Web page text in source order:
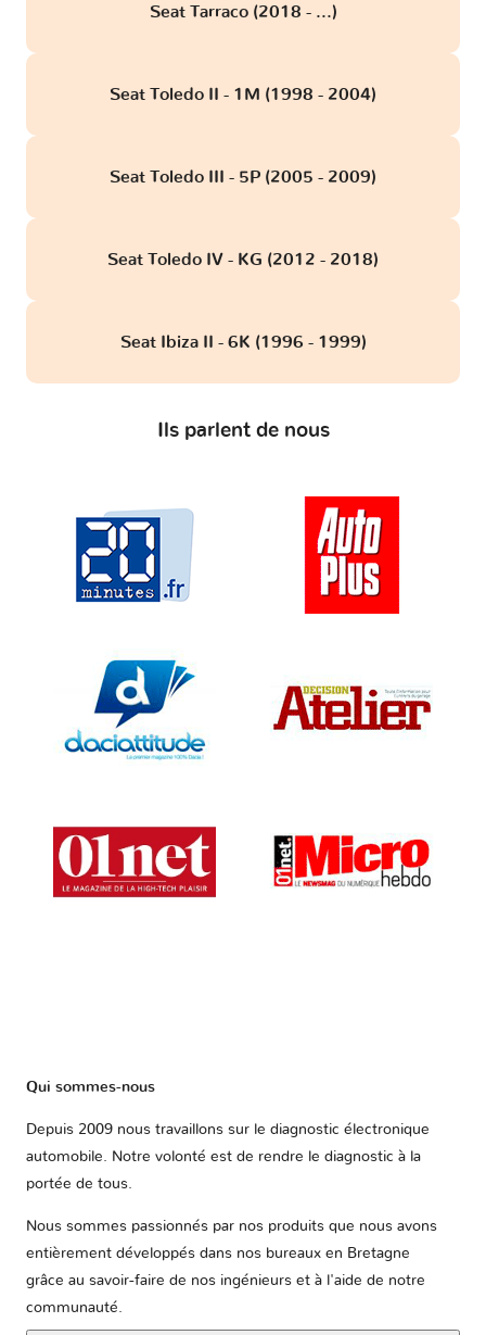
Seat Tarraco (2018 - ...)
Seat Toledo II - 1M (1998 - 2004)
Seat Toledo III - 5P (2005 - 2009)
Seat Toledo IV - KG (2012 - 2018)
Seat Ibiza II - 6K (1996 - 1999)
Ils parlent de nous
Qui sommes-nous
Depuis 2009 nous travaillons sur le diagnostic électronique
automobile. Notre volonté est de rendre le diagnostic à la
portée de tous.
Nous sommes passionnés par nos produits que nous avons
entièrement développés dans nos bureaux en Bretagne
grâce au savoir-faire de nos ingénieurs et à l'aide de notre
communauté.